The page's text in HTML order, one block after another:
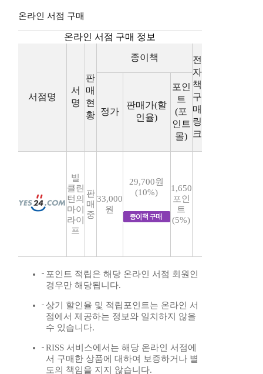
온라인 서점 구매
온라인 서점 구매 정보
서점명
서
명
판
매
현
황
종이책
전
자
책
구
매
링
크
정가
판매가(할
인율)
포인
트
(포
인트
몰)
빌
클린
턴의
마이
라이
프
판
매
중
33,000
원
29,700원
(10%)
1,650
포인
트
(5%)
포인트 적립은 해당 온라인 서점 회원인
경우만 해당됩니다.
상기 할인율 및 적립포인트는 온라인 서
점에서 제공하는 정보와 일치하지 않을
수 있습니다.
RISS 서비스에서는 해당 온라인 서점에
서 구매한 상품에 대하여 보증하거나 별
도의 책임을 지지 않습니다.